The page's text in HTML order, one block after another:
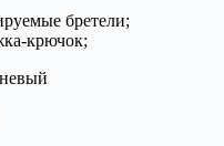
бретели;
крючок;